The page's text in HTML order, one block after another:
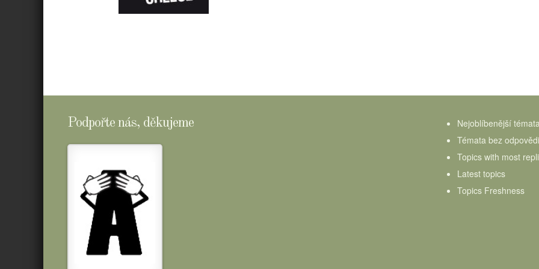
Podpořte nás, děkujeme
Nejoblíbenější
Témata bez odpovědi
Topics with most
Latest topics
Topics Freshness